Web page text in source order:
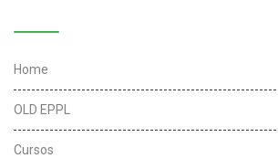
Home
OLD EPPL
Cursos